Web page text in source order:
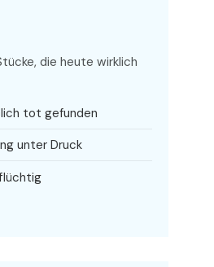
die heute wirklich
tot gefunden
unter Druck